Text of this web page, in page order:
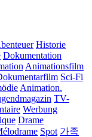
Historie
Dokumentation
Animationsfilm
Sci-Fi
Animation.
TV-
Werbung
Drame
Spot 가족